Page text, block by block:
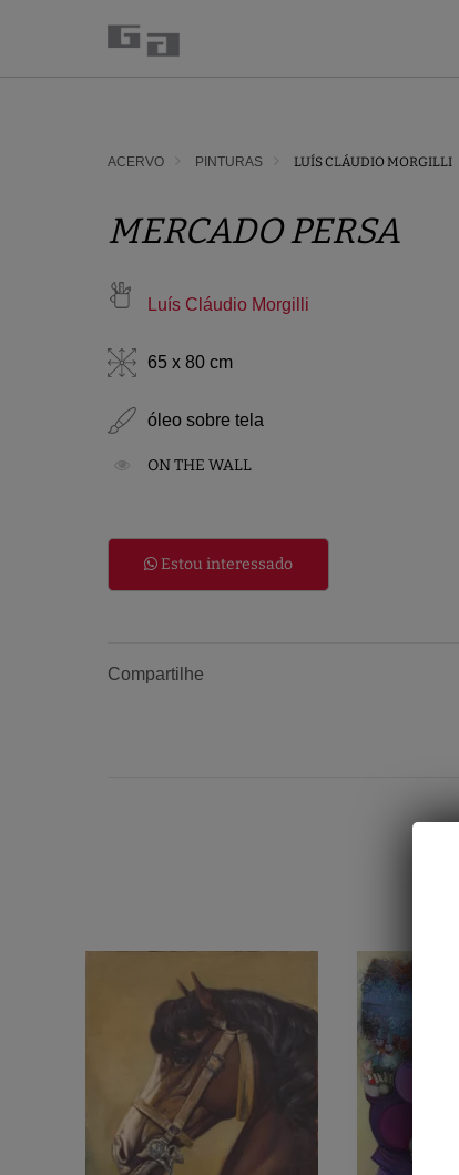
ACERVO PINTURAS LUÍS CLÁUDIO MORGILLI
MERCADO PERSA
Luís Cláudio Morgilli
65 x 80 cm
óleo sobre tela
ON THE WALL
Estou interessado
Compartilhe